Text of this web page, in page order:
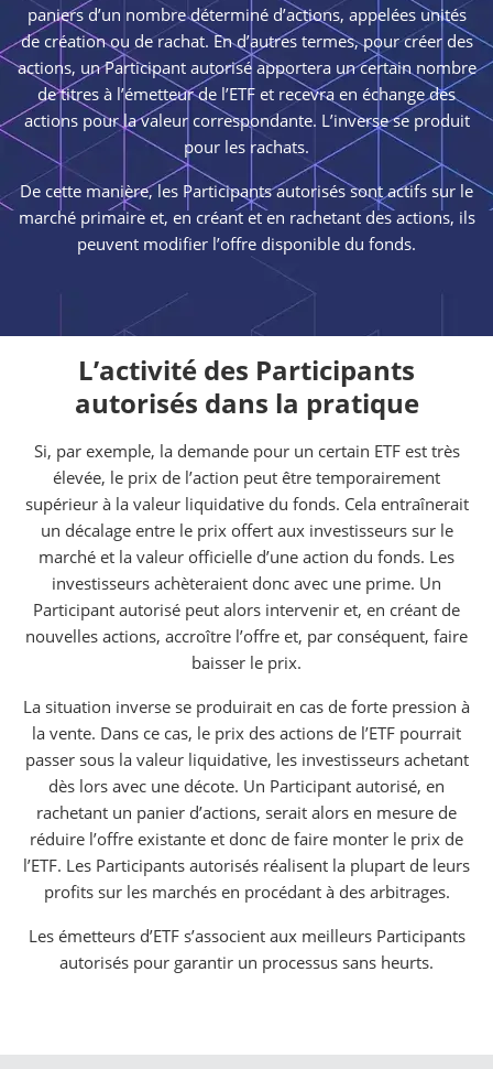
paniers d’un nombre déterminé d’actions, appelées unités
de création ou de rachat. En d’autres termes, pour créer des
actions, un Participant autorisé apportera un certain nombre
de titres à l’émetteur de l’ETF et recevra en échange des
actions pour la valeur correspondante. L’inverse se produit
pour les rachats.
De cette manière, les Participants autorisés sont actifs sur le
marché primaire et, en créant et en rachetant des actions, ils
peuvent modifier l’offre disponible du fonds.
L’activité des Participants
autorisés dans la pratique
Si, par exemple, la demande pour un certain ETF est très
élevée, le prix de l’action peut être temporairement
supérieur à la valeur liquidative du fonds. Cela entraînerait
un décalage entre le prix offert aux investisseurs sur le
marché et la valeur officielle d’une action du fonds. Les
investisseurs achèteraient donc avec une prime. Un
Participant autorisé peut alors intervenir et, en créant de
nouvelles actions, accroître l’offre et, par conséquent, faire
baisser le prix.
La situation inverse se produirait en cas de forte pression à
la vente. Dans ce cas, le prix des actions de l’ETF pourrait
passer sous la valeur liquidative, les investisseurs achetant
dès lors avec une décote. Un Participant autorisé, en
rachetant un panier d’actions, serait alors en mesure de
réduire l’offre existante et donc de faire monter le prix de
l’ETF. Les Participants autorisés réalisent la plupart de leurs
profits sur les marchés en procédant à des arbitrages.
Les émetteurs d’ETF s’associent aux meilleurs Participants
autorisés pour garantir un processus sans heurts.